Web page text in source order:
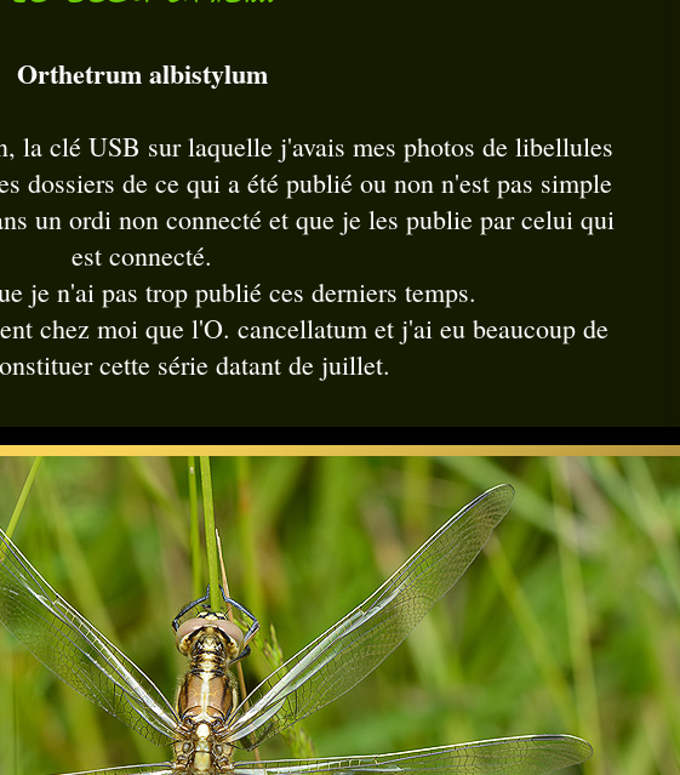
Orthetrum albistylum
la clé USB sur laquelle j'avais mes photos de libellules
dossiers de ce qui a été publié ou non n'est pas simple
un ordi non connecté et que je les publie par celui qui
est connecté.
je n'ai pas trop publié ces derniers temps.
chez moi que l'O. cancellatum et j'ai eu beaucoup de
cette série datant de juillet.